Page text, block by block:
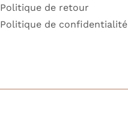
Politique de retour
Politique de confidentialité